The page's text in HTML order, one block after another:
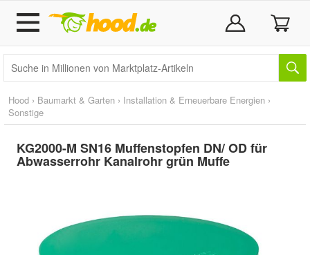
Hood › Baumarkt & Garten › Installation & Erneuerbare Energien ›
Sonstige
KG2000-M SN16 Muffenstopfen DN/ OD für
Abwasserrohr Kanalrohr grün Muffe